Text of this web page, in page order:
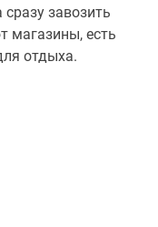
завозить
магазины, есть
отдыха.